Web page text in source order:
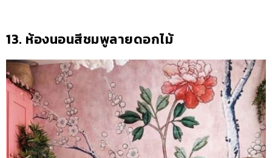
13. ห้องนอนสีชมพูลายดอกไม้